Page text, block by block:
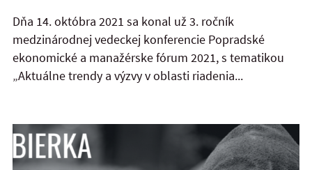
Dňa 14. októbra 2021 sa konal už 3. ročník
medzinárodnej vedeckej konferencie Popradské
ekonomické a manažérske fórum 2021, s tematikou
„Aktuálne trendy a výzvy v oblasti riadenia...